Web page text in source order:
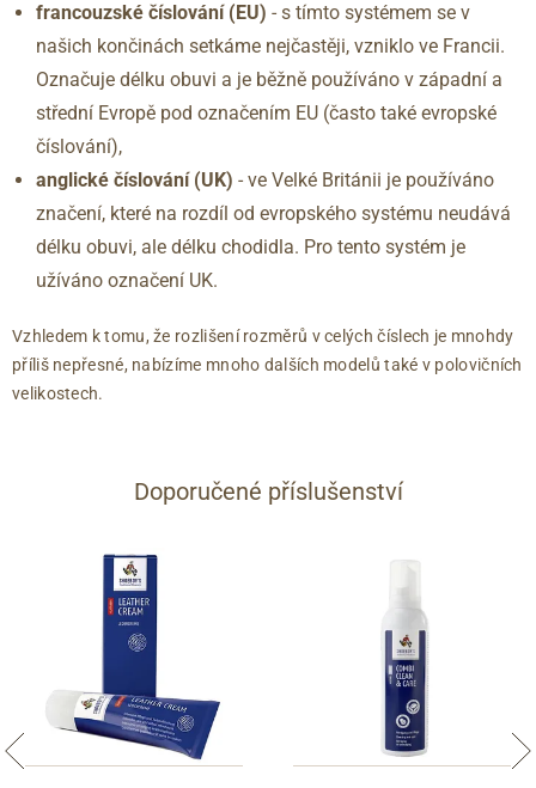
44
44.5
45
46
46.5
47
9.5
10
10.5
11
12
292
296
300
304
313
francouzské číslování (EU) - s tímto systémem se v
našich končinách setkáme nejčastěji, vzniklo ve Francii.
Označuje délku obuvi a je běžně používáno v západní a
střední Evropě pod označením EU (často také evropské
číslování),
anglické číslování (UK) - ve Velké Británii je používáno
značení, které na rozdíl od evropského systému neudává
délku obuvi, ale délku chodidla. Pro tento systém je
užíváno označení UK.
Vzhledem k tomu, že rozlišení rozměrů v celých číslech je mnohdy
příliš nepřesné, nabízíme mnoho dalších modelů také v polovičních
velikostech.
Doporučené příslušenství